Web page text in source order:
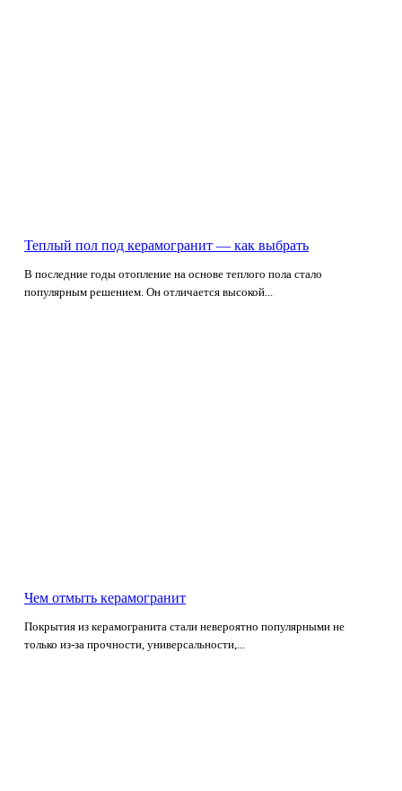
Теплый пол под керамогранит — как выбрать
В последние годы отопление на основе теплого пола стало
популярным решением. Он отличается высокой...
Чем отмыть керамогранит
Покрытия из керамогранита стали невероятно популярными не
только из-за прочности, универсальности,...